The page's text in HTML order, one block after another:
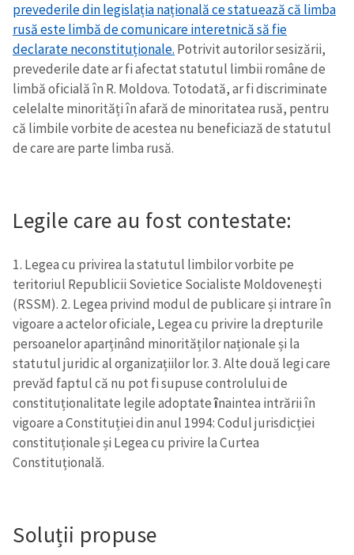
prevederile din legislația națională ce statuează că limba
rusă este limbă de comunicare interetnică să fie
declarate neconstituționale. Potrivit autorilor sesizării,
prevederile date ar fi afectat statutul limbii române de
limbă oficială în R. Moldova. Totodată, ar fi discriminate
celelalte minorități în afară de minoritatea rusă, pentru
că limbile vorbite de acestea nu beneficiază de statutul
de care are parte limba rusă.
Legile care au fost contestate:
1. Legea cu privirea la statutul limbilor vorbite pe
teritoriul Republicii Sovietice Socialiste Moldoveneşti
(RSSM). 2. Legea privind modul de publicare și intrare în
vigoare a actelor oficiale, Legea cu privire la drepturile
persoanelor aparținând minorităților naționale și la
statutul juridic al organizațiilor lor.3. Alte două legi care
prevăd faptul că nu pot fi supuse controlului de
constituționalitate legile adoptateînaintea intrării în
vigoare a Constituției din anul 1994: Codul jurisdicției
constituționale și Legea cu privire la Curtea
Constituțională.
Soluții propuse